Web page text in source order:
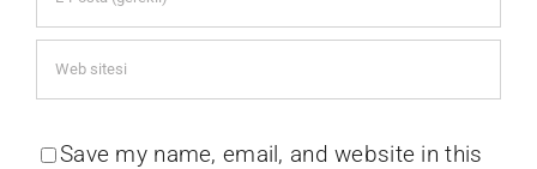
Save my name, email, and website in this